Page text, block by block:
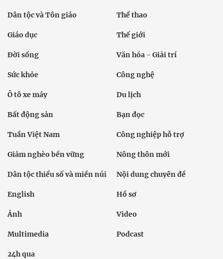
Dân tộc và Tôn giáo Thể thao
Giáo dục Thế giới
Đời sống Văn hóa - Giải trí
Sức khỏe Công nghệ
Ô tô xe máy Du lịch
Bất động sản Bạn đọc
Tuần Việt Nam Công nghiệp hỗ trợ
Giảm nghèo bền vững Nông thôn mới
Dân tộc thiểu số và miền núi Nội dung chuyên đề
English Hồ sơ
Ảnh Video
Multimedia Podcast
24h qua